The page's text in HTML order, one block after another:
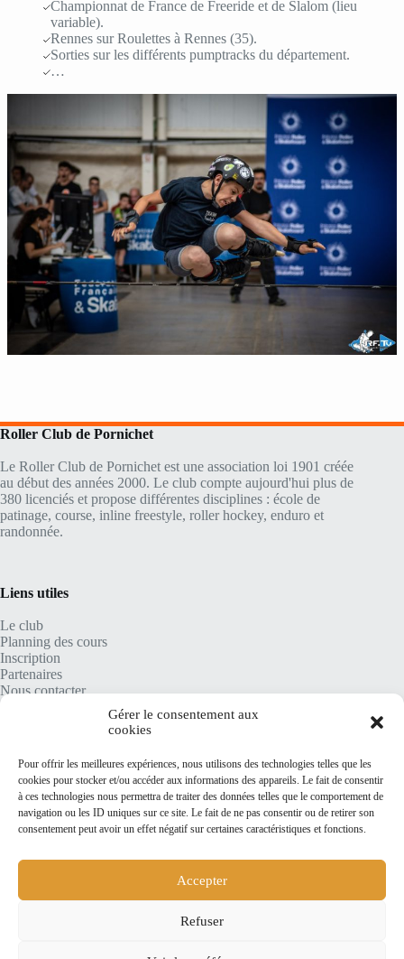
Gérer le consentement aux
cookies
Pour offrir les meilleures expériences, nous utilisons des technologies telles que les
cookies pour stocker et/ou accéder aux informations des appareils. Le fait de consentir
à ces technologies nous permettra de traiter des données telles que le comportement de
navigation ou les ID uniques sur ce site. Le fait de ne pas consentir ou de retirer son
consentement peut avoir un effet négatif sur certaines caractéristiques et fonctions.
Accepter
Refuser
Championnat de France de Freeride et de Slalom (lieu
variable).
Rennes sur Roulettes à Rennes (35).
Sorties sur les différents pumptracks du département.
…
Roller Club de Pornichet
Le Roller Club de Pornichet est une association loi 1901 créée
au début des années 2000. Le club compte aujourd'hui plus de
380 licenciés et propose différentes disciplines : école de
patinage, course, inline freestyle, roller hockey, enduro et
randonnée.
Liens utiles
Le club
Planning des cours
Inscription
Partenaires
Nous contacter
Espace Camille Flammarion
5/7 boulevard de la République
44380 Pornichet
adhesion@rcp44.com